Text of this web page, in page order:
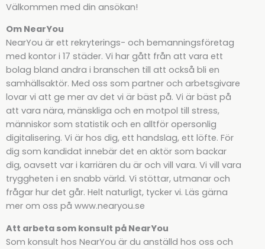
Välkommen med din ansökan!
Om NearYou
NearYou är ett rekryterings- och bemanningsföretag
med kontor i 17 städer. Vi har gått från att vara ett
bolag bland andra i branschen till att också bli en
samhällsaktör. Med oss som partner och arbetsgivare
lovar vi att ge mer av det vi är bäst på. Vi är bäst på
att vara nära, mänskliga och en motpol till stress,
människor som statistik och en alltför opersonlig
digitalisering. Vi är hos dig, ett handslag, ett löfte. För
dig som kandidat innebär det en aktör som backar
dig, oavsett var i karriären du är och vill vara. Vi vill vara
tryggheten i en snabb värld. Vi stöttar, utmanar och
frågar hur det går. Helt naturligt, tycker vi. Läs gärna
mer om oss på www.nearyou.se
Att arbeta som konsult på NearYou
Som konsult hos NearYou är du anställd hos oss och